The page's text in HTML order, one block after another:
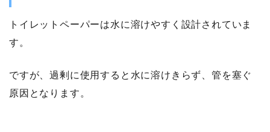
トイレットペーパーは水に溶けやすく設計されていま
す。
ですが、過剰に使用すると水に溶けきらず、管を塞ぐ
原因となります。